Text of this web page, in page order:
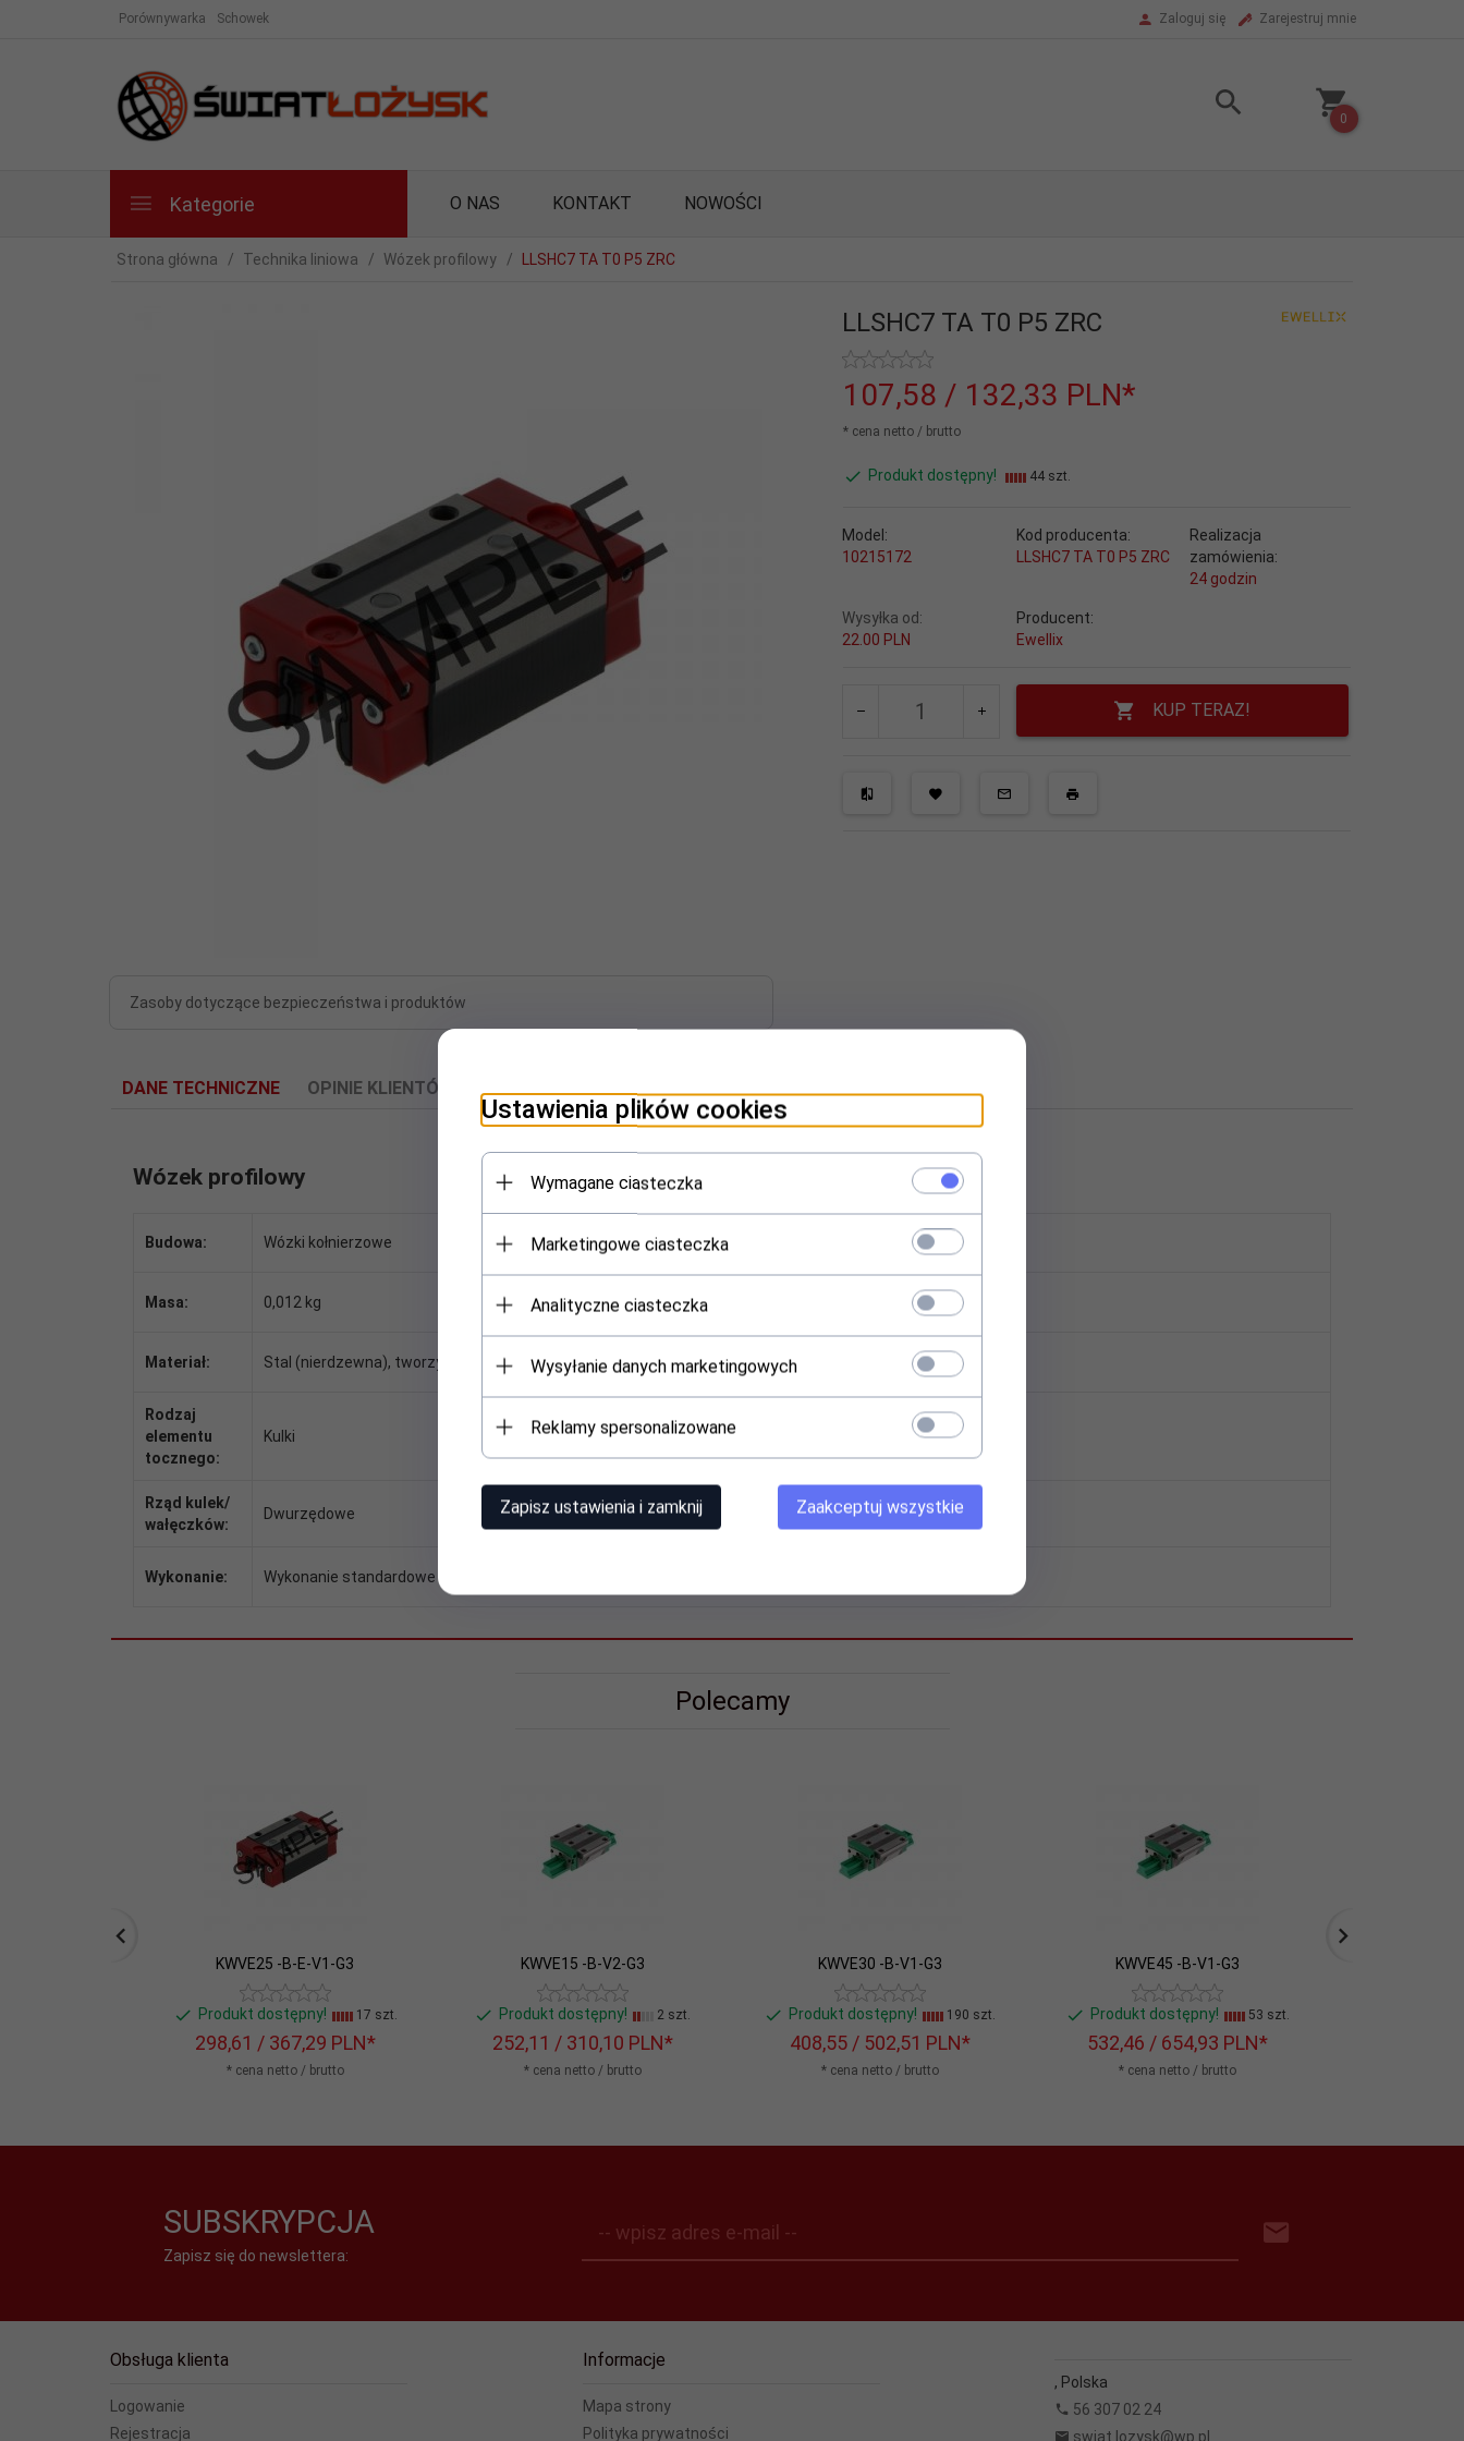
Porównywarka Schowek Zaloguj się Zarejestruj mnie
0
Kategorie O NAS KONTAKT NOWOŚCI
Strona główna Technika liniowa Wózek profilowy LLSHC7 TA T0 P5 ZRC
Zasoby dotyczące bezpieczeństwa i produktów
LLSHC7 TA T0 P5 ZRC
107,58 / 132,33 PLN*
* cena netto / brutto
Produkt dostępny! 44 szt.
Model:
10215172
Kod producenta:
LLSHC7 TA T0 P5 ZRC
Realizacja
zamówienia:
24 godzin
Wysyłka od:
22.00 PLN
Producent:
Ewellix
KUP TERAZ!
DANE TECHNICZNE OPINIE KLIENTÓW
Wózek profilowy
Budowa: Wózki kołnierzowe
Masa: 0,012 kg
Materiał: Stal (nierdzewna), tworzywo sztuczne
Rodzaj
elementu
tocznego:
Kulki
Rząd kulek/
wałęczków:
Dwurzędowe
Wykonanie: Wykonanie standardowe
Polecamy
KWVE25 -B-E-V1-G3
Produkt dostępny! 17 szt.
298,61 / 367,29 PLN*
* cena netto / brutto
KWVE15 -B-V2-G3
Produkt dostępny! 2 szt.
252,11 / 310,10 PLN*
* cena netto / brutto
KWVE30 -B-V1-G3
Produkt dostępny! 190 szt.
408,55 / 502,51 PLN*
* cena netto / brutto
KWVE45 -B-V1-G3
Produkt dostępny! 53 szt.
532,46 / 654,93 PLN*
* cena netto / brutto
SUBSKRYPCJA
Zapisz się do newslettera:
-- wpisz adres e-mail --
Obsługa klienta
Logowanie
Rejestracja
Informacje
Mapa strony
Polityka prywatności
, Polska
56 307 02 24
swiat.lozysk@wp.pl
Ustawienia plików cookies
Wymagane ciasteczka
Marketingowe ciasteczka
Analityczne ciasteczka
Wysyłanie danych marketingowych
Reklamy spersonalizowane
Zapisz ustawienia i zamknij Zaakceptuj wszystkie